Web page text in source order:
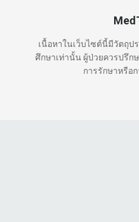
เนื้อหาในเว็บไซต์นี้มีวัตถุป
ศึกษาเท่านั้น ผู้ป่วยควรปรึก
การรักษาหรือ